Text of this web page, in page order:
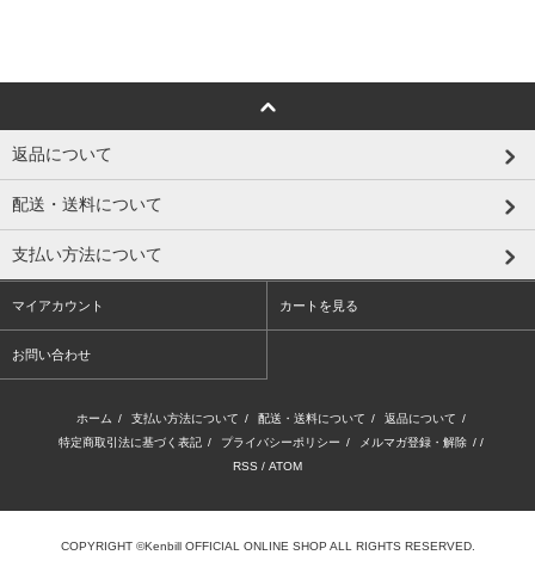
返品について
配送・送料について
支払い方法について
マイアカウント カートを見る
お問い合わせ
ホーム / 支払い方法について / 配送・送料について / 返品について /
特定商取引法に基づく表記 / プライバシーポリシー / メルマガ登録・解除 / /
RSS / ATOM
COPYRIGHT ©Kenbill OFFICIAL ONLINE SHOP ALL RIGHTS RESERVED.